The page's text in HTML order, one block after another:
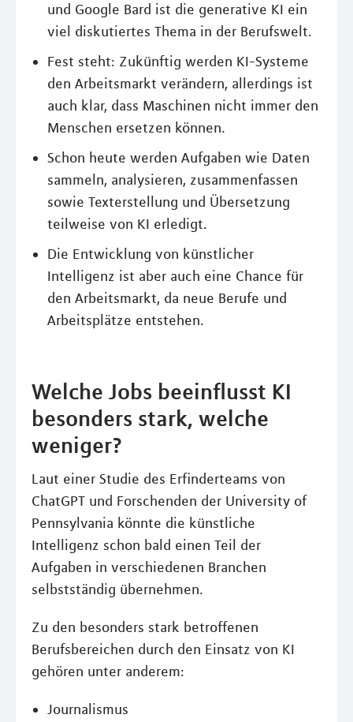
und Google Bard ist die generative KI ein
viel diskutiertes Thema in der Berufswelt.
Fest steht: Zukünftig werden KI-Systeme
den Arbeitsmarkt verändern, allerdings ist
auch klar, dass Maschinen nicht immer den
Menschen ersetzen können.
Schon heute werden Aufgaben wie Daten
sammeln, analysieren, zusammenfassen
sowie Texterstellung und Übersetzung
teilweise von KI erledigt.
Die Entwicklung von künstlicher
Intelligenz ist aber auch eine Chance für
den Arbeitsmarkt, da neue Berufe und
Arbeitsplätze entstehen.
Welche Jobs beeinflusst KI
besonders stark, welche
weniger?
Laut einer Studie des Erfinderteams von
ChatGPT und Forschenden der University of
Pennsylvania könnte die künstliche
Intelligenz schon bald einen Teil der
Aufgaben in verschiedenen Branchen
selbstständig übernehmen.
Zu den besonders stark betroffenen
Berufsbereichen durch den Einsatz von KI
gehören unter anderem:
Journalismus